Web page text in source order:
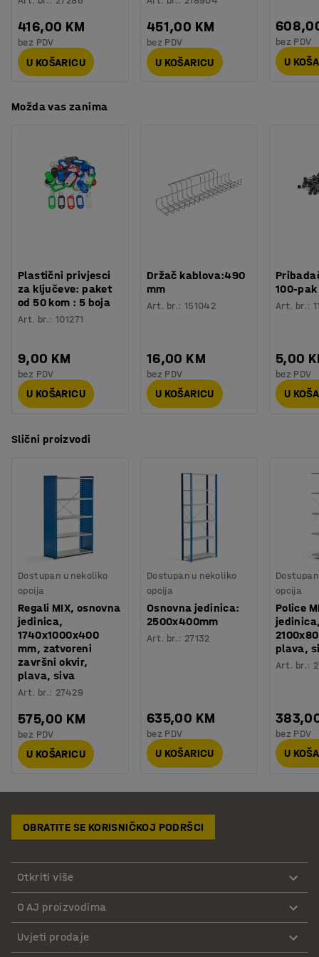
416,00 KM
bez PDV
U KOŠARICU
451,00 KM
bez PDV
U KOŠARICU
bez PDV
U
Možda vas zanima
Plastični privjesci
za ključeve: paket
od 50 kom : 5 boja
Art. br.:101271
9,00 KM
bez PDV
U KOŠARICU
Držač kablova:490
mm
Art. br.: 151042
16,00 KM
bez PDV
U KOŠARICU
100-pak
Art. br.:
5,00
bez PDV
U
Slični proizvodi
Dostupan u nekoliko
opcija
Regali MIX, osnovna
jedinica,
1740x1000x400
mm, zatvoreni
završni okvir,
plava, siva
Art. br.: 27429
575,00 KM
bez PDV
U KOŠARICU
Dostupan u nekoliko
opcija
Osnovna jedinica:
2500x400mm
Art. br.: 27132
635,00 KM
bez PDV
U KOŠARICU
opcija
Police
plava,
Art. br.:
bez PDV
U
OBRATITE SE KORISNIČKOJ PODRŠCI
Otkriti više
O AJ proizvodima
Uvjeti prodaje